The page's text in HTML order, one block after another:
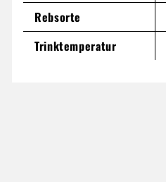
Rebsorte
Trinktemperatur